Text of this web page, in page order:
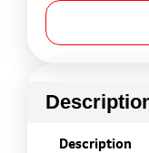
Description